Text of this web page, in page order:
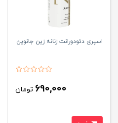
اسپری دئودورانت زنانه زین جانوین
690,000 تومان